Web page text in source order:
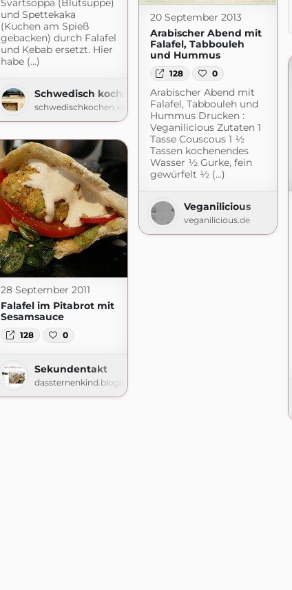
und Spettekaka
(Kuchen am Spieß
gebacken) durch Falafel
und Kebab ersetzt. Hier
habe (...)
Schwedisch kochen
schwedischkochen.wordpress.com
20 September 2013
Arabischer Abend mit
Falafel, Tabbouleh
und Hummus
128 0
Arabischer Abend mit
Falafel, Tabbouleh und
Hummus Drucken :
Veganilicious Zutaten 1
Tasse Couscous 1 ½
Tassen kochenendes
Wasser ½ Gurke, fein
gewürfelt ½ (...)
Veganilicious
veganilicious.de
28 September 2011
Falafel im Pitabrot mit
Sesamsauce
128 0
Sekundentakt
dassternenkind.blogspot.com